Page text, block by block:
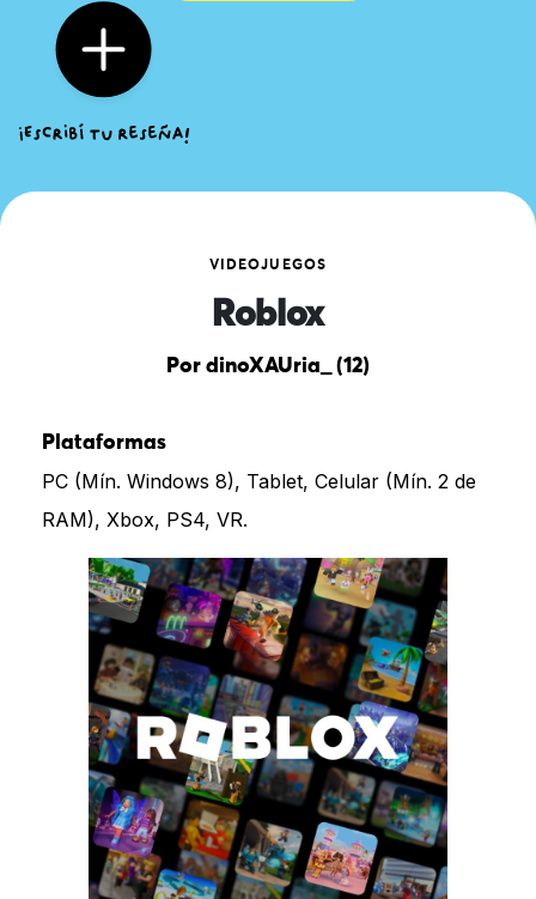
VIDEOJUEGOS
Roblox
Por dinoXAUria_ (12)
Plataformas
PC (Mín. Windows 8), Tablet, Celular (Mín. 2 de
RAM), Xbox, PS4, VR.